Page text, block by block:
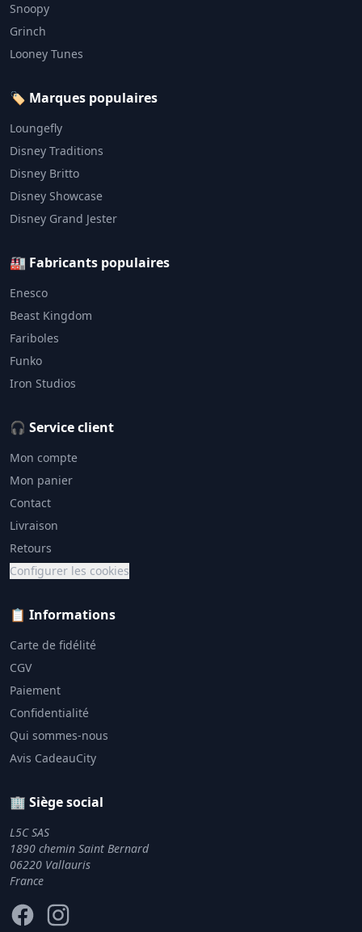
Snoopy
Grinch
Looney Tunes
🏷️ Marques populaires
Loungefly
Disney Traditions
Disney Britto
Disney Showcase
Disney Grand Jester
🏭 Fabricants populaires
Enesco
Beast Kingdom
Fariboles
Funko
Iron Studios
🎧 Service client
Mon compte
Mon panier
Contact
Livraison
Retours
Configurer les cookies
📋 Informations
Carte de fidélité
CGV
Paiement
Confidentialité
Qui sommes-nous
Avis CadeauCity
🏢 Siège social
L5C SAS
1890 chemin Saint Bernard
06220 Vallauris
France
FacebookInstagram